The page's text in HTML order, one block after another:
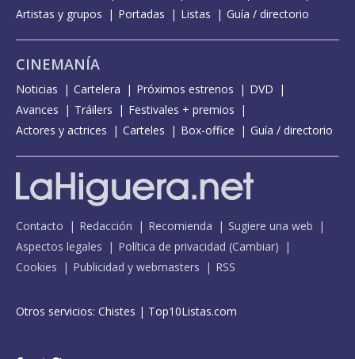
Artistas y grupos
Portadas Listas Guía / directorio
CINEMANÍA
Noticias Cartelera Próximos estrenos
DVD
Avances
Tráilers
Festivales + premios
Actores y actrices
Carteles Box-office Guía / directorio
Contacto Redacción Recomienda
Sugiere una web
Aspectos legales
Política de privacidad (Cambiar)
Cookies
Publicidad y webmasters RSS
Otros servicios: Chistes | Top10Listas.com